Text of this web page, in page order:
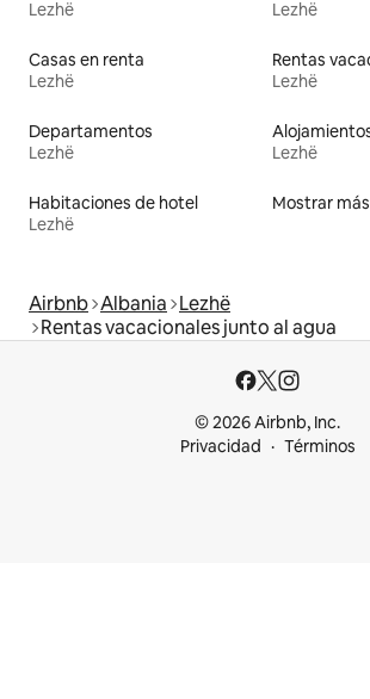
Lezhë
Lezhë
Casas en renta
Lezhë
Lezhë
Departamentos
Lezhë
Lezhë
Habitaciones de hotel
Lezhë
Mostrar más
Airbnb Albania Lezhë
Rentas vacacionales junto al agua
© 2026 Airbnb, Inc.
Privacidad
Términos